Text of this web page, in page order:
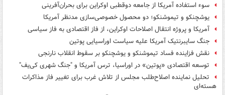
سوء استفاده آمریکا از جامعه دوقطبی اوکراین برای بحران‌آفرینی
یوشچنکو و تیموشنکو؛ دو محصول خصوصی‌سازی مدنظر آمریکا
آمریکا و پروژه انتقال اصلاحات اوکراین، از فاز اقتصادی به فاز سیاسی
جنگ‌ سایبرنتیک آمریکا علیه سیاست اوراسیایی پوتین
نقش فزاینده فساد تیموشنکو و یوشچنکو بر سقوط انقلاب نارنجی
توسعه اقتصادی «پوتین» در اوراسیا، ترس آمریکا و "جنگ شهری کی‌یف"
تحلیل نماینده اصلاح‌طلب مجلس از تلاش غرب برای تغییر فاز مذاکرات
هسته‌ای